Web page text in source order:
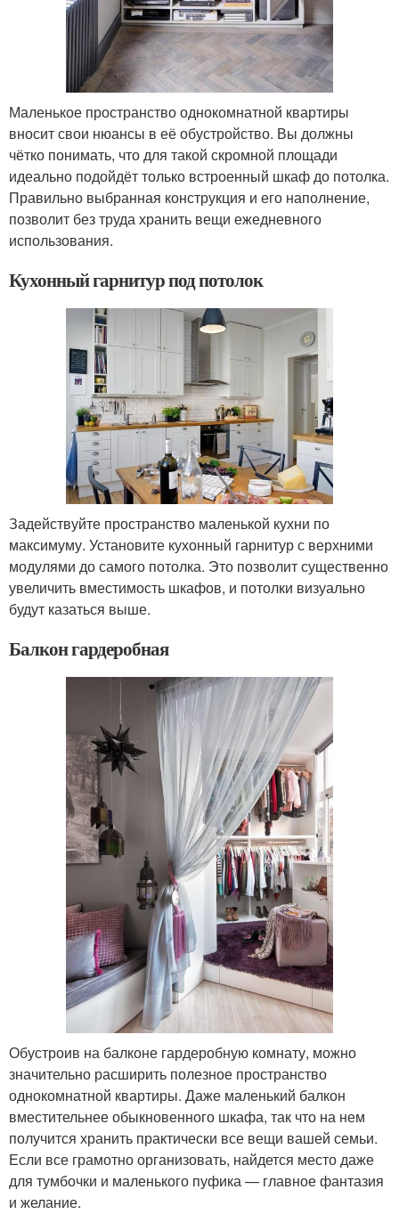
Маленькое пространство однокомнатной квартиры
вносит свои нюансы в её обустройство. Вы должны
чётко понимать, что для такой скромной площади
идеально подойдёт только встроенный шкаф до потолка.
Правильно выбранная конструкция и его наполнение,
позволит без труда хранить вещи ежедневного
использования.
Кухонный гарнитур под потолок
Задействуйте пространство маленькой кухни по
максимуму. Установите кухонный гарнитур с верхними
модулями до самого потолка. Это позволит существенно
увеличить вместимость шкафов, и потолки визуально
будут казаться выше.
Балкон гардеробная
Обустроив на балконе гардеробную комнату, можно
значительно расширить полезное пространство
однокомнатной квартиры. Даже маленький балкон
вместительнее обыкновенного шкафа, так что на нем
получится хранить практически все вещи вашей семьи.
Если все грамотно организовать, найдется место даже
для тумбочки и маленького пуфика — главное фантазия
и желание.